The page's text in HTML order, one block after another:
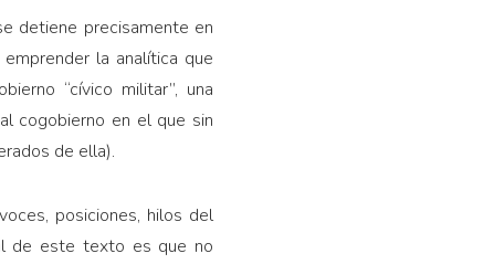
detiene precisamente en
la analítica que
“cívico militar”, una
cogobierno en el que sin
de ella).
posiciones, hilos del
de este texto es que no